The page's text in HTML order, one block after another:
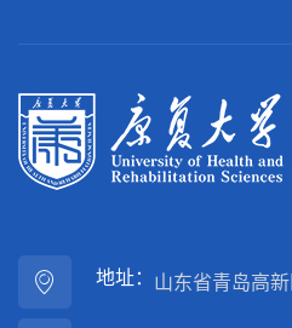
地址： 山东省青岛高